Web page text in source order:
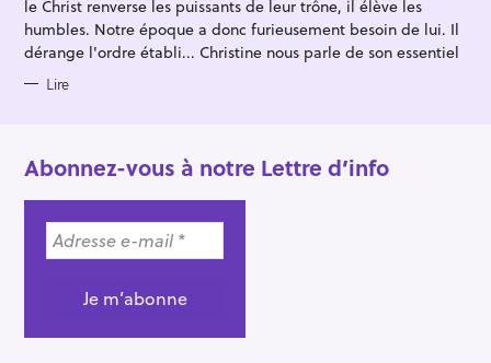
I
E
S
le Christ renverse les puissants de leur trône, il élève les
humbles. Notre époque a donc furieusement besoin de lui. Il
dérange l'ordre établi... Christine nous parle de son essentiel
Lire
Abonnez-vous à notre Lettre d’info